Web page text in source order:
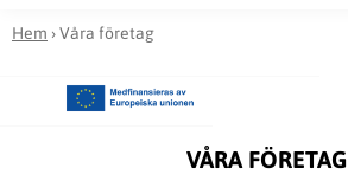
Hem ›Våra företag
VÅRA FÖRETAG